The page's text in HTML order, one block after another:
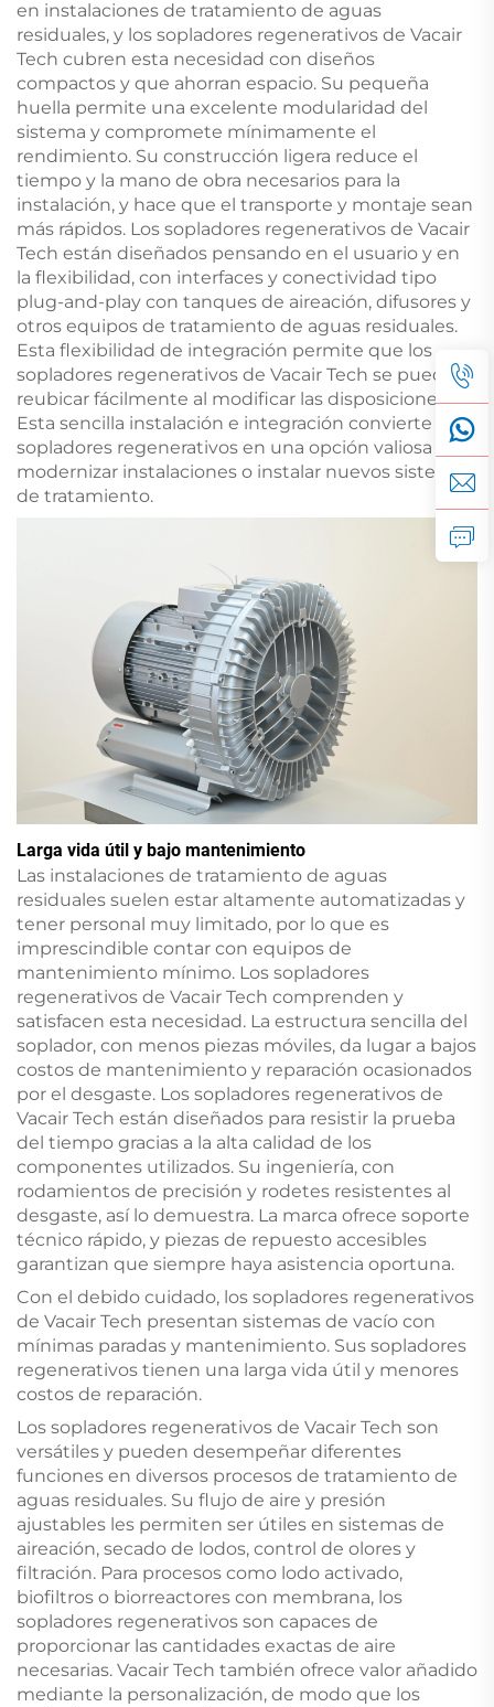
en instalaciones de tratamiento de aguas
residuales, y los sopladores regenerativos de Vacair
Tech cubren esta necesidad con diseños
compactos y que ahorran espacio. Su pequeña
huella permite una excelente modularidad del
sistema y compromete mínimamente el
rendimiento. Su construcción ligera reduce el
tiempo y la mano de obra necesarios para la
instalación, y hace que el transporte y montaje sean
más rápidos. Los sopladores regenerativos de Vacair
Tech están diseñados pensando en el usuario y en
la flexibilidad, con interfaces y conectividad tipo
plug-and-play con tanques de aireación, difusores y
otros equipos de tratamiento de aguas residuales.
Esta flexibilidad de integración permite que los
sopladores regenerativos de Vacair Tech se puedan
reubicar fácilmente al modificar las disposiciones.
Esta sencilla instalación e integración convierte a los
sopladores regenerativos en una opción valiosa para
modernizar instalaciones o instalar nuevos sistemas
de tratamiento.
Larga vida útil y bajo mantenimiento
Las instalaciones de tratamiento de aguas
residuales suelen estar altamente automatizadas y
tener personal muy limitado, por lo que es
imprescindible contar con equipos de
mantenimiento mínimo. Los sopladores
regenerativos de Vacair Tech comprenden y
satisfacen esta necesidad. La estructura sencilla del
soplador, con menos piezas móviles, da lugar a bajos
costos de mantenimiento y reparación ocasionados
por el desgaste. Los sopladores regenerativos de
Vacair Tech están diseñados para resistir la prueba
del tiempo gracias a la alta calidad de los
componentes utilizados. Su ingeniería, con
rodamientos de precisión y rodetes resistentes al
desgaste, así lo demuestra. La marca ofrece soporte
técnico rápido, y piezas de repuesto accesibles
garantizan que siempre haya asistencia oportuna.
Con el debido cuidado, los sopladores regenerativos
de Vacair Tech presentan sistemas de vacío con
mínimas paradas y mantenimiento. Sus sopladores
regenerativos tienen una larga vida útil y menores
costos de reparación.
Los sopladores regenerativos de Vacair Tech son
versátiles y pueden desempeñar diferentes
funciones en diversos procesos de tratamiento de
aguas residuales. Su flujo de aire y presión
ajustables les permiten ser útiles en sistemas de
aireación, secado de lodos, control de olores y
filtración. Para procesos como lodo activado,
biofiltros o biorreactores con membrana, los
sopladores regenerativos son capaces de
proporcionar las cantidades exactas de aire
necesarias. Vacair Tech también ofrece valor añadido
mediante la personalización, de modo que los